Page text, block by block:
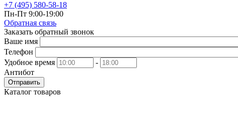
+7 (495) 580-58-18
Пн-Пт 9:00-19:00
Обратная связь
Заказать обратный звонок
Ваше имя
Телефон
Удобное время
-
Антибот
Отправить
Каталог товаров